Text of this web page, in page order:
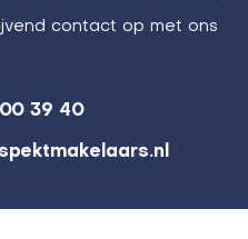
contact op met ons
39 40